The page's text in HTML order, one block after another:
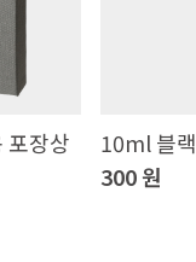
포장상
10ml 블
300 원